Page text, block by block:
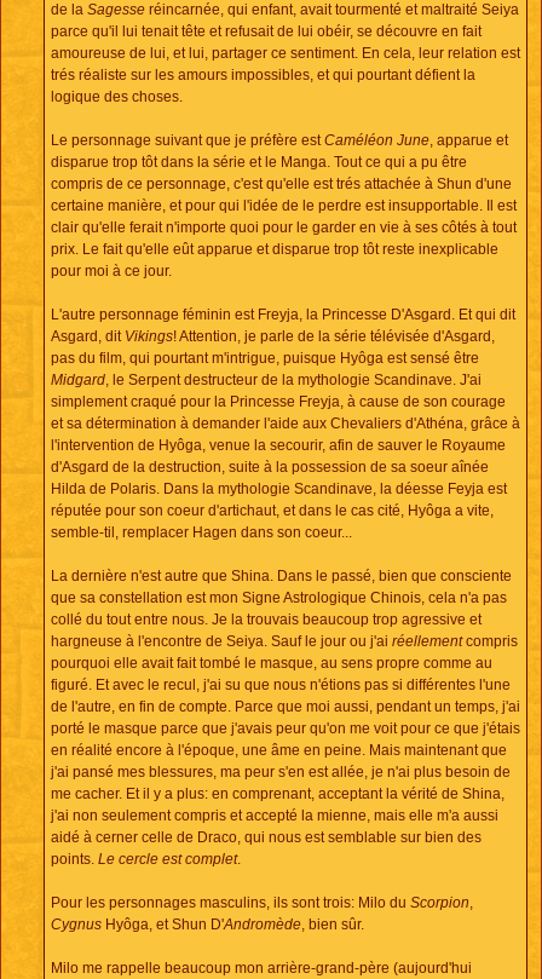
de la Sagesse réincarnée, qui enfant, avait tourmenté et maltraité Seiya
parce qu'il lui tenait tête et refusait de lui obéir, se découvre en fait
amoureuse de lui, et lui, partager ce sentiment. En cela, leur relation est
trés réaliste sur les amours impossibles, et qui pourtant défient la
logique des choses.
Le personnage suivant que je préfère estCaméléon June, apparue et
disparue trop tôt dans la série et le Manga. Tout ce qui a pu être
compris de ce personnage, c'est qu'elle est trés attachée à Shun d'une
certaine manière, et pour qui l'idée de le perdre est insupportable. Il est
clair qu'elle ferait n'importe quoi pour le garder en vie à ses côtés à tout
prix. Le fait qu'elle eût apparue et disparue trop tôt reste inexplicable
pour moi à ce jour.
L'autre personnage féminin est Freyja, la Princesse D'Asgard. Et qui dit
Asgard, dit Vikings! Attention, je parle de la série télévisée d'Asgard,
pas du film, qui pourtant m'intrigue, puisque Hyôga est sensé être
Midgard, le Serpent destructeur de la mythologie Scandinave. J'ai
simplement craqué pour la Princesse Freyja, à cause de son courage
et sa détermination à demander l'aide aux Chevaliers d'Athéna, grâce à
l'intervention de Hyôga, venue la secourir, afin de sauver le Royaume
d'Asgard de la destruction, suite à la possession de sa soeur aînée
Hilda de Polaris. Dans la mythologie Scandinave, la déesse Feyja est
réputée pour son coeur d'artichaut, et dans le cas cité, Hyôga a vite,
semble-til, remplacer Hagen dans son coeur...
La dernière n'est autre que Shina. Dans le passé, bien que consciente
que sa constellation est mon Signe Astrologique Chinois, cela n'a pas
collé du tout entre nous. Je la trouvais beaucoup trop agressive et
hargneuse à l'encontre de Seiya. Sauf le jour ou j'ai réellementcompris
pourquoi elle avait fait tombé le masque, au sens propre comme au
figuré. Et avec le recul, j'ai su que nous n'étions pas si différentes l'une
de l'autre, en fin de compte. Parce que moi aussi, pendant un temps, j'ai
porté le masque parce que j'avais peur qu'on me voit pour ce que j'étais
en réalité encore à l'époque, une âme en peine. Mais maintenant que
j'ai pansé mes blessures, ma peur s'en est allée, je n'ai plus besoin de
me cacher. Et il y a plus: en comprenant, acceptant la vérité de Shina,
j'ai non seulement compris et accepté la mienne, mais elle m'a aussi
aidé à cerner celle de Draco, qui nous est semblable sur bien des
points. Le cercle est complet.
Pour les personnages masculins, ils sont trois: Milo du Scorpion,
Cygnus Hyôga, et Shun D'Andromède, bien sûr.
Milo me rappelle beaucoup mon arrière-grand-père (aujourd'hui